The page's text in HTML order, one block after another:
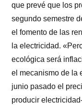
que prevé que los
segundo semestre
el fomento de las
la electricidad.
ecológica será
el mecanismo de la
junio pasado el
producir